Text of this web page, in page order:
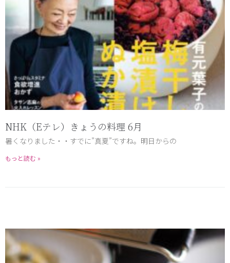
NHK（Eテレ）きょうの料理 6月
暑くなりました・・すでに”真夏”ですね。明日からの
もっと読む »